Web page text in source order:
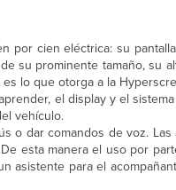
por cien eléctrica: su
su prominente tamaño, su
lo que otorga a la
el display y el
vehículo.
dar comandos de voz.
esta manera el uso por
asistente para el